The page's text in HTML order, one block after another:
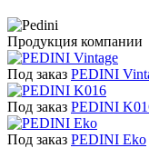
Продукция компании
Под заказ PEDINI
Под заказ PEDINI
Под заказ PEDINI Eko